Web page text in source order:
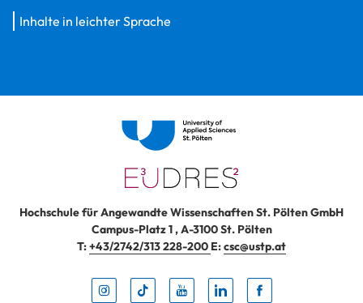
Inhalte in leichter Sprache
Hochschule für Angewandte Wissenschaften St. Pölten GmbH
Campus-Platz 1,A-3100St. Pölten
T:+43/2742/313 228-200 E:csc@ustp.at